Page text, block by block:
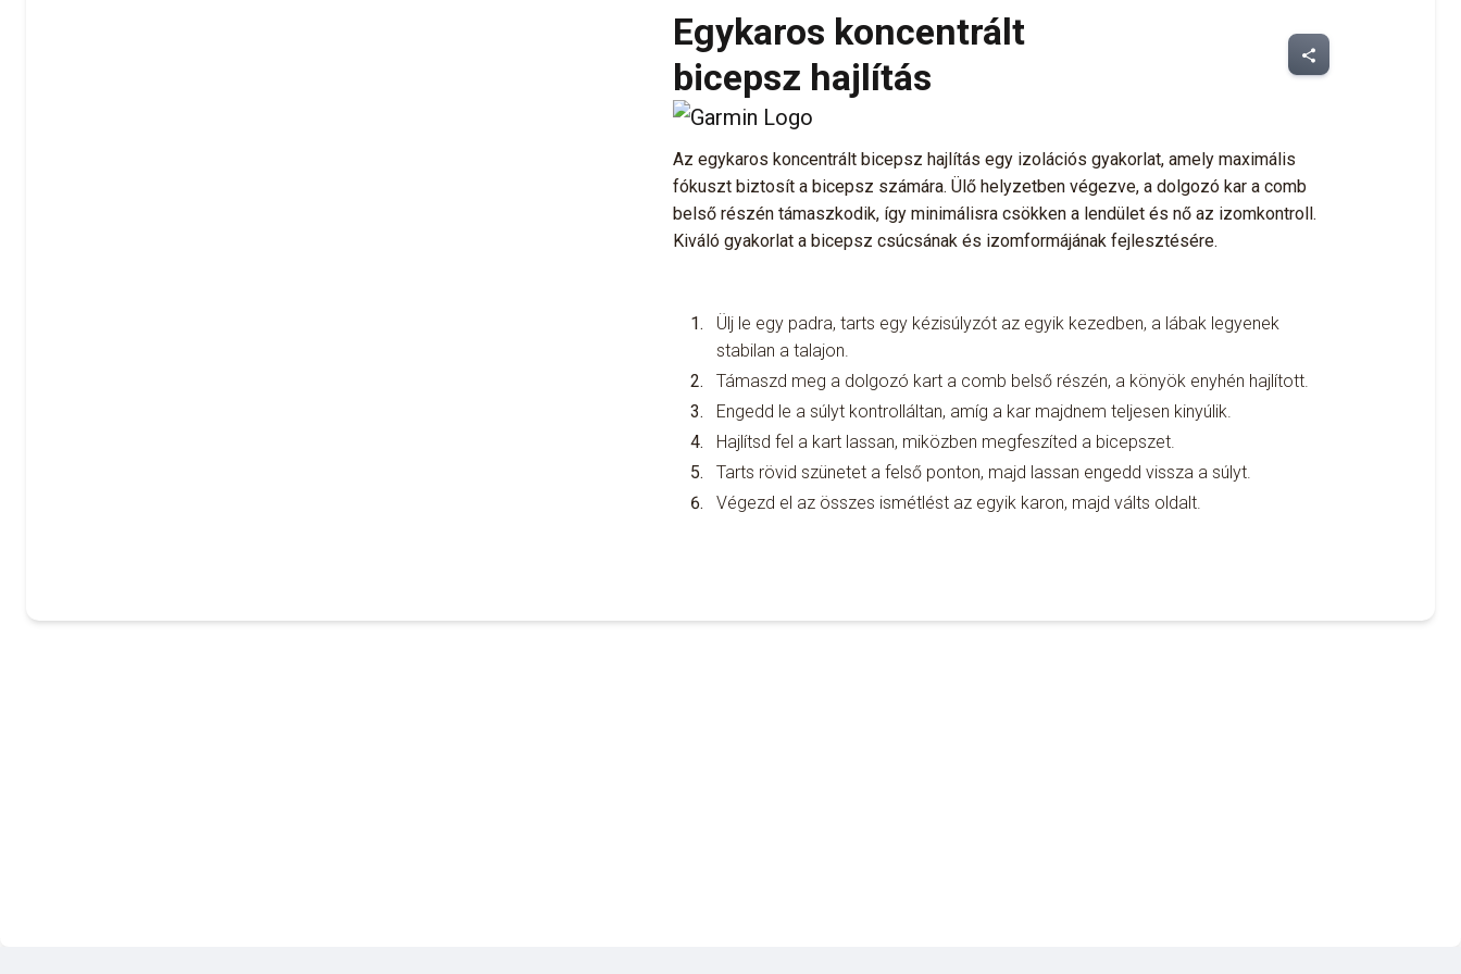
Egykaros koncentrált
bicepsz hajlítás
share
Az egykaros koncentrált bicepsz hajlítás egy izolációs gyakorlat, amely maximális
fókuszt biztosít a bicepsz számára. Ülő helyzetben végezve, a dolgozó kar a comb
belső részén támaszkodik, így minimálisra csökken a lendület és nő az izomkontroll.
Kiváló gyakorlat a bicepsz csúcsának és izomformájának fejlesztésére.
Ülj le egy padra, tarts egy kézisúlyzót az egyik kezedben, a lábak legyenek
stabilan a talajon.
Támaszd meg a dolgozó kart a comb belső részén, a könyök enyhén hajlított.
Engedd le a súlyt kontrolláltan, amíg a kar majdnem teljesen kinyúlik.
Hajlítsd fel a kart lassan, miközben megfeszíted a bicepszet.
Tarts rövid szünetet a felső ponton, majd lassan engedd vissza a súlyt.
Végezd el az összes ismétlést az egyik karon, majd válts oldalt.